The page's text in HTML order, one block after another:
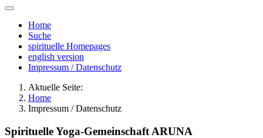
Home
Suche
spirituelle Homepages
english version
Impressum / Datenschutz
Aktuelle Seite:
Home
Impressum / Datenschutz
Spirituelle Yoga-Gemeinschaft ARUNA